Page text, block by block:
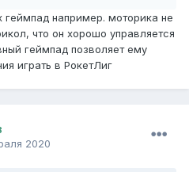
например. моторика не
что он хорошо управляется
геймпад позволяет ему
играть в РокетЛиг
2020